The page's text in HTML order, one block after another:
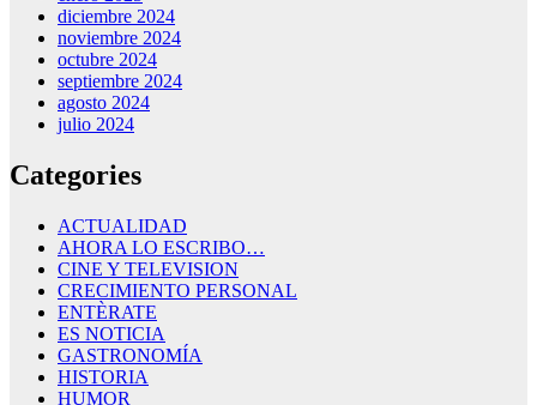
diciembre 2024
noviembre 2024
octubre 2024
septiembre 2024
agosto 2024
julio 2024
Categories
ACTUALIDAD
AHORA LO ESCRIBO…
CINE Y TELEVISION
CRECIMIENTO PERSONAL
ENTÈRATE
ES NOTICIA
GASTRONOMÍA
HISTORIA
HUMOR